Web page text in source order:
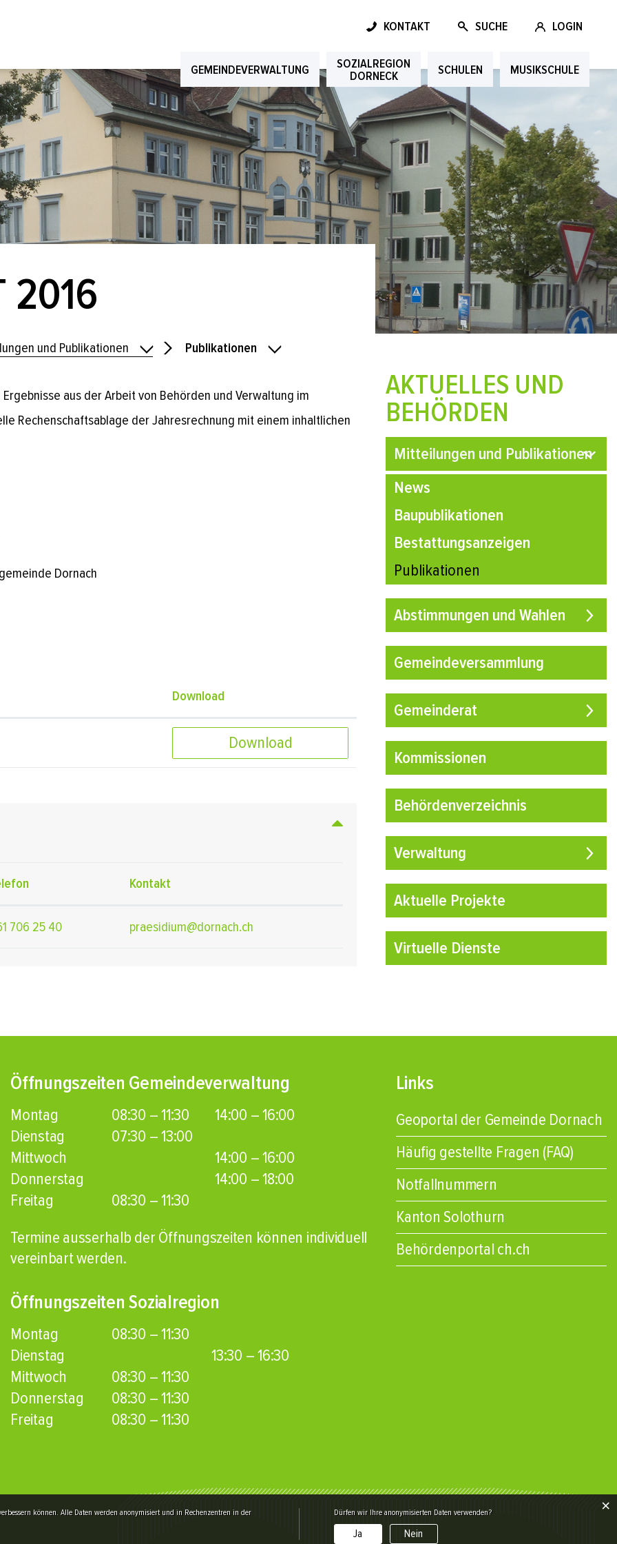
KONTAKT SUCHE LOGIN
GEMEINDEVERWALTUNG
SOZIALREGION
DORNECK
SCHULEN MUSIKSCHULE
AKTUELLES UND
BEHÖRDEN
Mitteilungen und Publikationen
News
Baupublikationen
Bestattungsanzeigen
Publikationen
Abstimmungen und Wahlen
Gemeindeversammlung
Gemeinderat
Kommissionen
Behördenverzeichnis
Verwaltung
Aktuelle Projekte
Virtuelle Dienste
2016
und Publikationen Publikationen
aus der Arbeit von Behörden und Verwaltung im
Rechenschaftsablage der Jahresrechnung mit einem inhaltlichen
Dornach
Download
Download
Kontakt
706 25 40 praesidium@dornach.ch
Öffnungszeiten Gemeindeverwaltung
Montag 08:30 – 11:30
14:00 – 16:00
Dienstag
07:30 – 13:00
Mittwoch
14:00 – 16:00
Donnerstag
14:00 – 18:00
Freitag
08:30 – 11:30
Termine ausserhalb der Öffnungszeiten können individuell
vereinbart werden.
Öffnungszeiten Sozialregion
Montag
08:30 – 11:30
Dienstag
13:30 – 16:30
Mittwoch
08:30 – 11:30
Donnerstag
08:30 – 11:30
Freitag
08:30 – 11:30
Links
Geoportal der Gemeinde Dornach
Häufig gestellte Fragen (FAQ)
Notfallnummern
Kanton Solothurn
Behördenportal ch.ch
können. Alle Daten werden anonymisiert und in Rechenzentren in der
Dürfen wir Ihre anonymisierten Daten verwenden?
Ja Nein
×